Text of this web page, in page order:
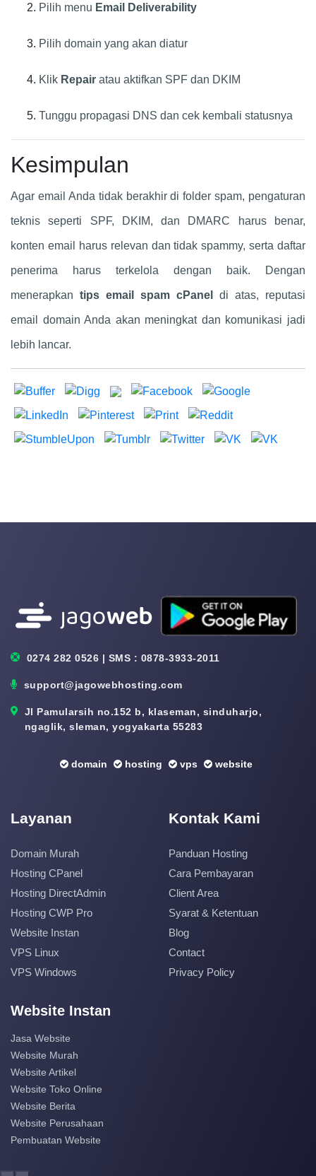
Pilih menu Email Deliverability
Pilih domain yang akan diatur
Klik Repair atau aktifkan SPF dan DKIM
Tunggu propagasi DNS dan cek kembali statusnya
Kesimpulan
Agar email Anda tidak berakhir di folder spam, pengaturan
teknis seperti SPF, DKIM, dan DMARC harus benar,
konten email harus relevan dan tidak spammy, serta daftar
penerima harus terkelola dengan baik. Dengan
menerapkan tips email spam cPanel di atas, reputasi
email domain Anda akan meningkat dan komunikasi jadi
lebih lancar.
0274 282 0526 | SMS : 0878-3933-2011
support@jagowebhosting.com
Jl Pamularsih no.152 b, klaseman, sinduharjo,
ngaglik, sleman, yogyakarta 55283
domain hosting vps website
Layanan
Domain Murah
Hosting CPanel
Hosting DirectAdmin
Hosting CWP Pro
Website Instan
VPS Linux
VPS Windows
Kontak Kami
Panduan Hosting
Cara Pembayaran
Client Area
Syarat & Ketentuan
Blog
Contact
Privacy Policy
Website Instan
Jasa Website
Website Murah
Website Artikel
Website Toko Online
Website Berita
Website Perusahaan
Pembuatan Website